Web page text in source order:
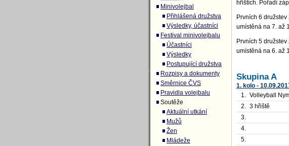
hřištích. Pořadí
Prvních 6
umístěná na 7. až
Prvních 5
umístěná na 6. až
Skupina A
1. kolo -
1. Volleyball
2. 3 hřiště
3.
4.
5.
Minivolejbal
Přihlášená družstva
Výsledky, účastníci
Festival minivolejbalu
Účastníci
Výsledky
Postupující družstva
Rozpisy a dokumenty
Směrnice ČVS
Pravidla volejbalu
Soutěže
Aktuální utkání
Mužů
Žen
Mládeže